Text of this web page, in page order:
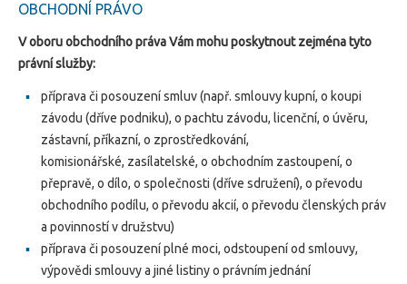
OBCHODNÍ PRÁVO
V oboru obchodního práva Vám mohu poskytnout zejména tyto
právní služby:
příprava či posouzení smluv (např. smlouvy kupní, o koupi
závodu (dříve podniku), o pachtu závodu, licenční, o úvěru,
zástavní, příkazní, o zprostředkování,
komisionářské, zasílatelské, o obchodním zastoupení, o
přepravě, o dílo, o společnosti (dříve sdružení), o převodu
obchodního podílu, o převodu akcií, o převodu členských práv
a povinností v družstvu)
příprava či posouzení plné moci, odstoupení od smlouvy,
výpovědi smlouvy a jiné listiny o právním jednání